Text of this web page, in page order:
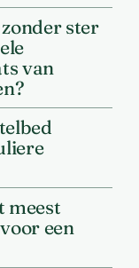
ster
van
meest
een